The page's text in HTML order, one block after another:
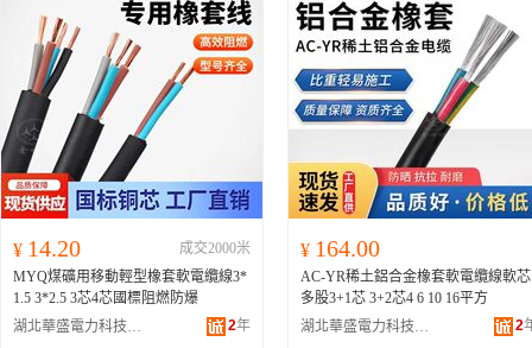
¥ 14.20
成交2000米
MYQ煤礦用移動輕型橡套軟電纜線3*
1.5 3*2.5 3芯4芯國標阻燃防爆
湖北華盛電力科技有限公司
2年
¥ 164.00
AC-YR稀土鋁合金橡套軟電纜線軟芯
多股3+1芯 3+2芯4 6 10 16平方
湖北華盛電力科技有限公司
2